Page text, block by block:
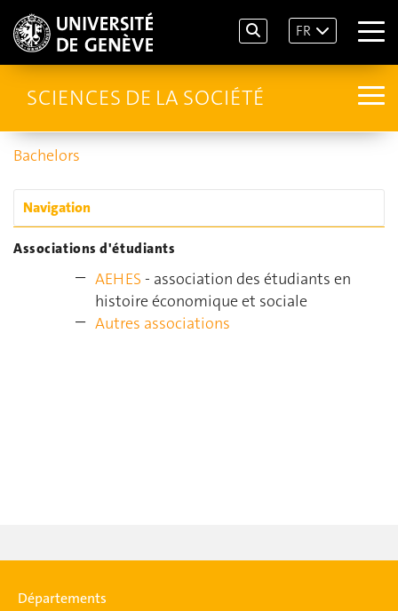
FR
SCIENCES DE LA SOCIÉTÉ
Bachelors
Navigation
Associations d'étudiants
AEHES - association des étudiants en
histoire économique et sociale
Autres associations
Départements